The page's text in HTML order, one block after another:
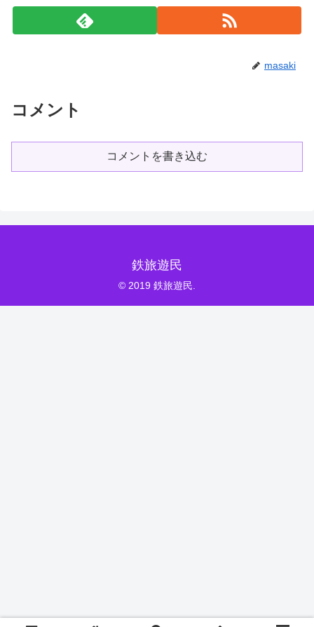
masaki
コメント
コメントを書き込む
鉄旅遊民
© 2019 鉄旅遊民.